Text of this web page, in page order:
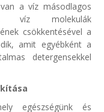
a víz másodlagos
A víz molekulák
csökkentésével a
amit egyébként a
detergensekkel
egészségünk és